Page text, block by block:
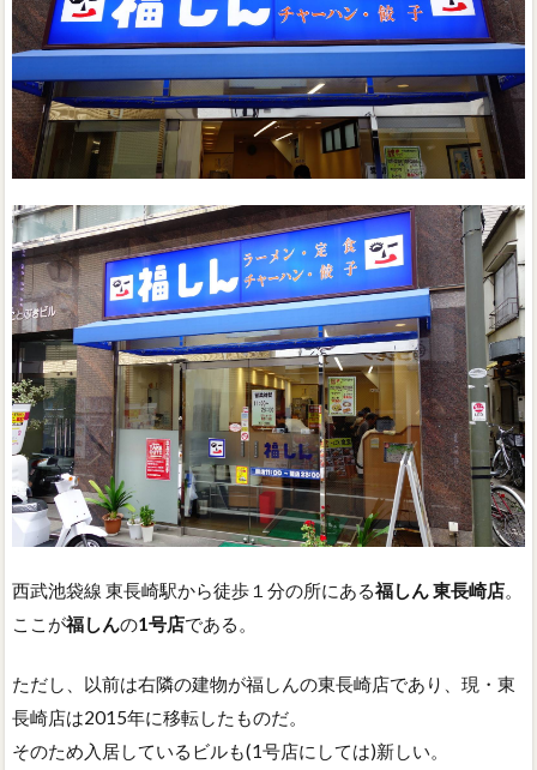
西武池袋線 東長崎駅から徒歩１分の所にある福しん 東長崎店。
ここが福しんの1号店である。
ただし、以前は右隣の建物が福しんの東長崎店であり、現・東
長崎店は2015年に移転したものだ。
そのため入居しているビルも(1号店にしては)新しい。